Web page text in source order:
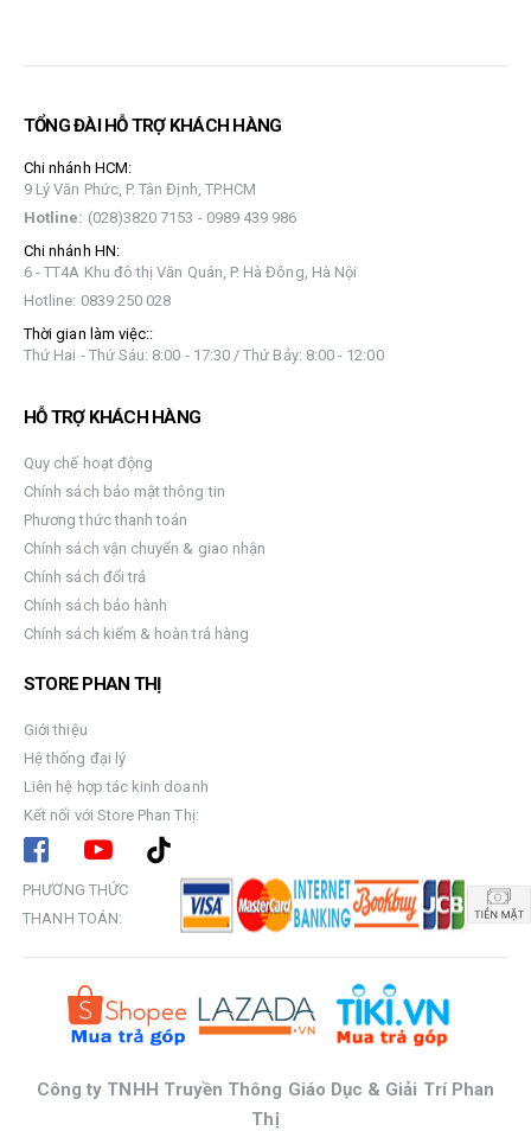
TỔNG ĐÀI HỖ TRỢ KHÁCH HÀNG
Chi nhánh HCM:
9 Lý Văn Phức, P. Tân Định, TP.HCM
Hotline: (028)3820 7153 - 0989 439 986
Chi nhánh HN:
6 - TT4A Khu đô thị Văn Quán, P. Hà Đông, Hà Nội
Hotline: 0839 250 028
Thời gian làm việc::
Thứ Hai - Thứ Sáu: 8:00 - 17:30 / Thứ Bảy: 8:00 - 12:00
HỖ TRỢ KHÁCH HÀNG
Quy chế hoạt động
Chính sách bảo mật thông tin
Phương thức thanh toán
Chính sách vận chuyển & giao nhận
Chính sách đổi trả
Chính sách bảo hành
Chính sách kiểm & hoàn trả hàng
STORE PHAN THỊ
Giới thiệu
Hệ thống đại lý
Liên hệ hợp tác kinh doanh
Kết nối với Store Phan Thị:
PHƯƠNG THỨC
THANH TOÁN:
Công ty TNHH Truyền Thông Giáo Dục & Giải Trí Phan
Thị